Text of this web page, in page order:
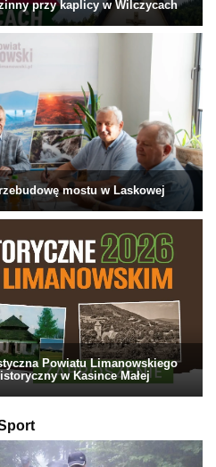
przy kaplicy w Wilczycach
mostu w Laskowej
Powiatu Limanowskiego
w Kasince Małej